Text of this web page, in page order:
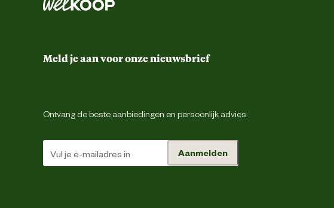
Meld je aan voor onze nieuwsbrief
Ontvang de beste aanbiedingen en persoonlijk advies.
Aanmelden